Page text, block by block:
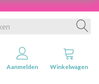
Aanmelden Winkelwagen